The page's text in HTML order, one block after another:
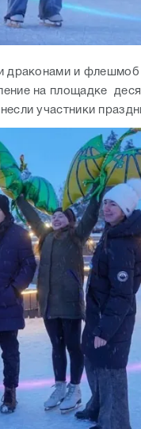
драконами и флешмоб
на площадке
участники